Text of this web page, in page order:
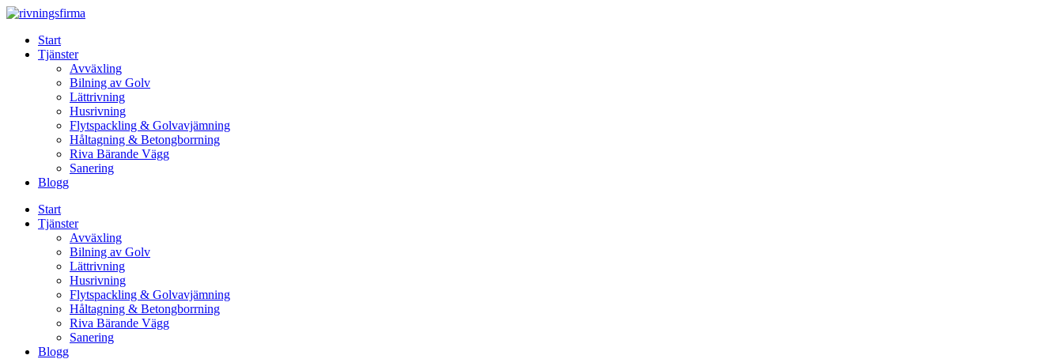
Skip
contentStart
Tjänster
Avväxling
Bilning av Golv
Lättrivning
Husrivning
Flytspackling & Golvavjämning
Håltagning & Betongborrning
Riva Bärande Vägg
Sanering
Blogg
Start
Tjänster
Avväxling
Bilning av Golv
Lättrivning
Husrivning
Flytspackling & Golvavjämning
Håltagning & Betongborrning
Riva Bärande Vägg
Sanering
Blogg